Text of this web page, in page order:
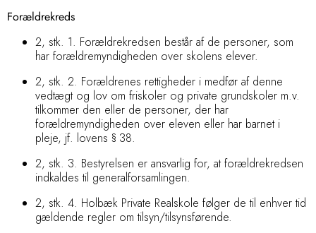
Forældrekreds
2, stk. 1. Forældrekredsen består af de personer, som
har forældremyndigheden over skolens elever.
2, stk. 2. Forældrenes rettigheder i medfør af denne
vedtægt og lov om friskoler og private grundskoler m.v.
tilkommer den eller de personer, der har
forældremyndigheden over eleven eller har barnet i
pleje, jf. lovens § 38.
2, stk. 3. Bestyrelsen er ansvarlig for, at forældrekredsen
indkaldes til generalforsamlingen.
2, stk. 4. Holbæk Private Realskole følger de til enhver tid
gældende regler om tilsyn/tilsynsførende.